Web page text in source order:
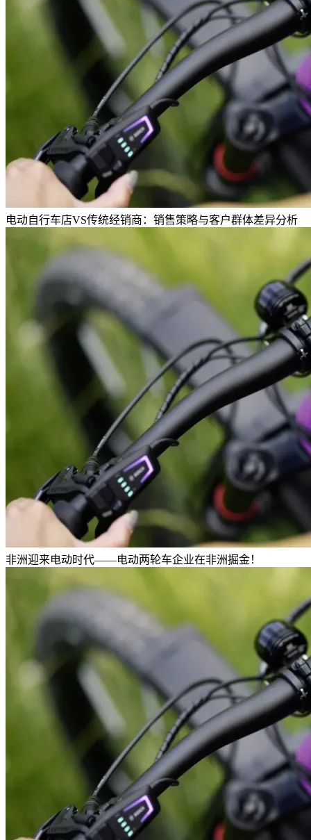
电动自行车店VS传统经销商：销售策略与客户群体差异分析
非洲迎来电动时代——电动两轮车企业在非洲掘金！